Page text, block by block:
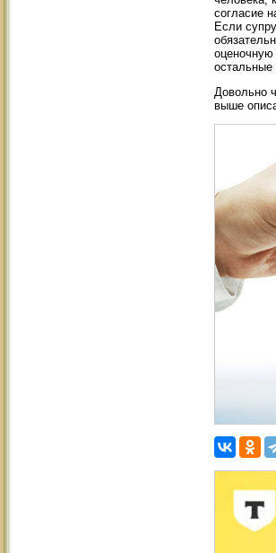
согласие
Если
оценочную
остальные
Довольно
выше